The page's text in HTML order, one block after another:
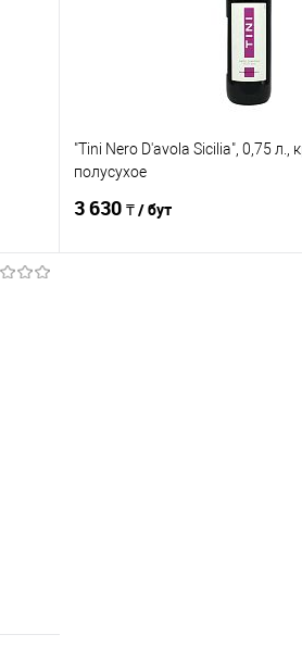
"Tini Nero D'avola Sicilia", 0,75 л.,
полусухое
3 630 ₸ / бут